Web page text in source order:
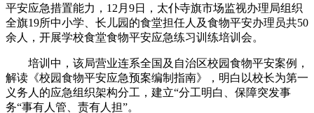
平安应急措置能力，12月9日，太仆寺旗市场监视办理局组织
全旗19所中小学、长儿园的食堂担任人及食物平安办理员共50
余人，开展学校食堂食物平安应急练习训练培训会。
培训中，该局营业连系全国及自治区校园食物平安案例，
解读《校园食物平安应急预案编制指南》，明白以校长为第一
义务人的应急组织架构分工，建立“分工明白、保障突发事
务“事有人管、责有人担”。